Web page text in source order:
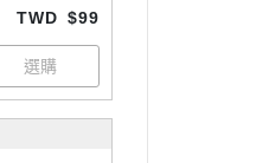
TWD $99